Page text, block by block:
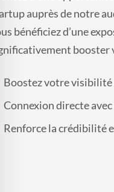
auprès de notre
bénéficiez d’une
booster
Boostez votre visibilité
Connexion directe
Renforce la crédibilité